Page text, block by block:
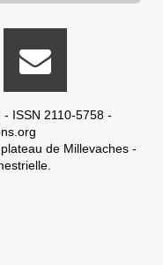
ISSN 2110-5758 -
de Millevaches -